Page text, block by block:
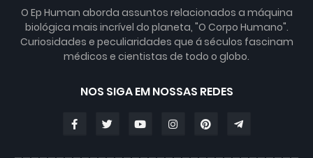
O Ep Human aborda assuntos relacionados a máquina
biológica mais incrível do planeta, "O Corpo Humano".
Curiosidades e peculiaridades que á séculos fascinam
médicos e cientistas de todo o globo.
NOS SIGA EM NOSSAS REDES
__________________________________